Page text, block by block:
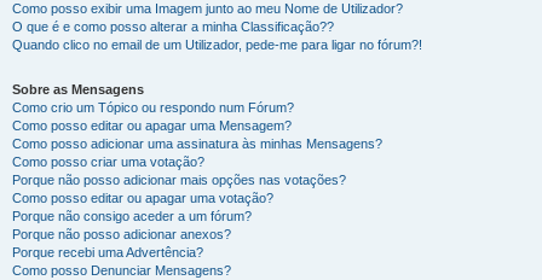
Como posso exibir uma Imagem junto ao meu Nome de Utilizador?
O que é e como posso alterar a minha Classificação??
Quando clico no email de um Utilizador, pede-me para ligar no fórum?!
Sobre as Mensagens
Como crio um Tópico ou respondo num Fórum?
Como posso editar ou apagar uma Mensagem?
Como posso adicionar uma assinatura às minhas Mensagens?
Como posso criar uma votação?
Porque não posso adicionar mais opções nas votações?
Como posso editar ou apagar uma votação?
Porque não consigo aceder a um fórum?
Porque não posso adicionar anexos?
Porque recebi uma Advertência?
Como posso Denunciar Mensagens?